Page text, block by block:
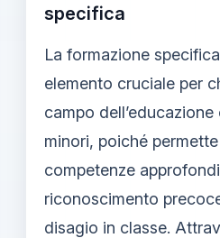
specifica
La formazione
elemento cruciale per
campo
minori, poiché
competenze
riconoscimento
disagio in classe.